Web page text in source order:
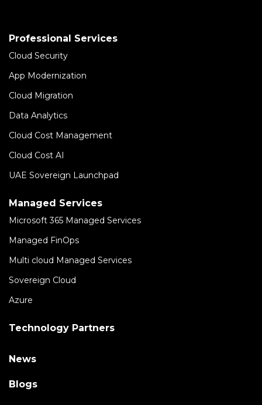
Professional Services
Cloud Security
App Modernization
Cloud Migration
Data Analytics
Cloud Cost Management
Cloud Cost AI
UAE Sovereign Launchpad
Managed Services
Microsoft 365 Managed Services
Managed FinOps
Multi cloud Managed Services
Sovereign Cloud
Azure
Technology Partners
News
Blogs